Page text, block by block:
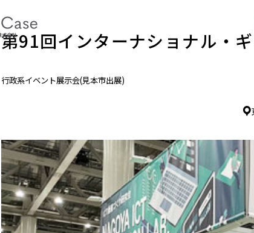
第91回インターナショナル・
行政系イベント展示会(見本市出展)